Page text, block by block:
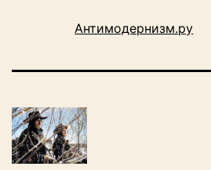
Антимодернизм.ру